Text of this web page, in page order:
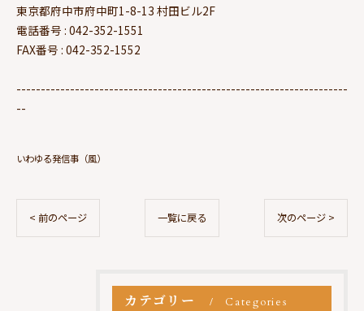
東京都府中市府中町1-8-13 村田ビル2F
電話番号 : 042-352-1551
FAX番号 : 042-352-1552
--------------------------------------------------------------------
--
いわゆる発信事（風）
< 前のページ 一覧に戻る 次のページ >
カテゴリー Categories